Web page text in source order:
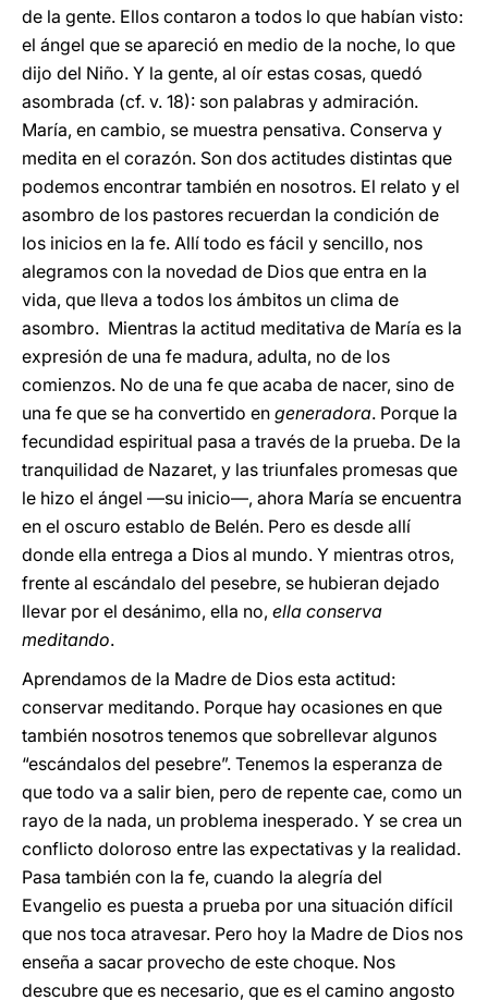
de la gente. Ellos contaron a todos lo que habían visto:
el ángel que se apareció en medio de la noche, lo que
dijo del Niño. Y la gente, al oír estas cosas, quedó
asombrada (cf. v. 18): son palabras y admiración.
María, en cambio, se muestra pensativa. Conserva y
medita en el corazón. Son dos actitudes distintas que
podemos encontrar también en nosotros. El relato y el
asombro de los pastores recuerdan la condición de
los inicios en la fe. Allí todo es fácil y sencillo, nos
alegramos con la novedad de Dios que entra en la
vida, que lleva a todos los ámbitos un clima de
asombro. Mientras la actitud meditativa de María es la
expresión de una fe madura, adulta, no de los
comienzos. No de una fe que acaba de nacer, sino de
una fe que se ha convertido en generadora. Porque la
fecundidad espiritual pasa a través de la prueba. De la
tranquilidad de Nazaret, y las triunfales promesas que
le hizo el ángel —su inicio—, ahora María se encuentra
en el oscuro establo de Belén. Pero es desde allí
donde ella entrega a Dios al mundo. Y mientras otros,
frente al escándalo del pesebre, se hubieran dejado
llevar por el desánimo, ella no, ella conserva
meditando.
Aprendamos de la Madre de Dios esta actitud:
conservar meditando. Porque hay ocasiones en que
también nosotros tenemos que sobrellevar algunos
“escándalos del pesebre”. Tenemos la esperanza de
que todo va a salir bien, pero de repente cae, como un
rayo de la nada, un problema inesperado. Y se crea un
conflicto doloroso entre las expectativas y la realidad.
Pasa también con la fe, cuando la alegría del
Evangelio es puesta a prueba por una situación difícil
que nos toca atravesar. Pero hoy la Madre de Dios nos
enseña a sacar provecho de este choque. Nos
descubre que es necesario, que es el camino angosto